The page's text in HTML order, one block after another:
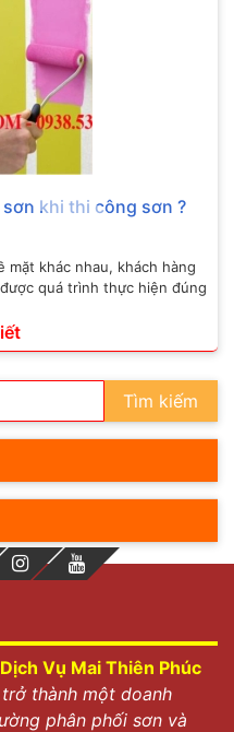
khi thi công sơn ?
khác nhau, khách hàng
quá trình thực hiện đúng
Tìm kiếm
Vụ Mai Thiên Phúc
thành một doanh
phân phối sơn và